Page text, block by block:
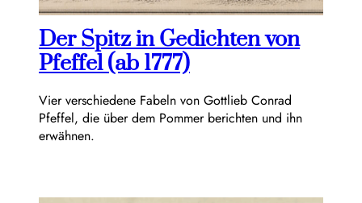
Der Spitz in Gedichten von
Pfeffel (ab 1777)
Vier verschiedene Fabeln von Gottlieb Conrad
Pfeffel, die über dem Pommer berichten und ihn
erwähnen.